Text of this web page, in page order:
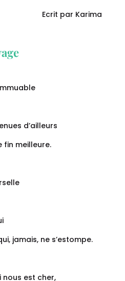
Ecrit par Karima
d’ailleurs
fin meilleure.
jamais, ne s’estompe.
nous est cher,